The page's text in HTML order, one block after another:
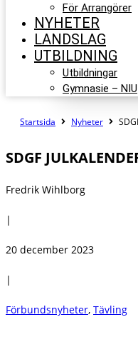
För Arrangörer
NYHETER
LANDSLAG
UTBILDNING
Utbildningar
Gymnasie – NIU
Startsida Nyheter
SDGF
Fredrik Wihlborg
|
20 december 2023
|
Förbundsnyheter, Tävling